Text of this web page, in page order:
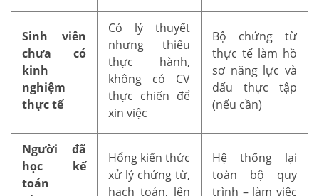
Sinh viên
chưa có
kinh
nghiệm
thực tế
Có lý thuyết
nhưng thiếu
thực hành,
không có CV
thực chiến để
xin việc
Bộ chứng từ
thực tế làm hồ
sơ năng lực và
dấu thực tập
(nếu cần)
Người đã
học kế
toán
Hổng kiến thức
xử lý chứng từ,
hạch toán, lên
Hệ thống lại
toàn bộ quy
trình – làm việc